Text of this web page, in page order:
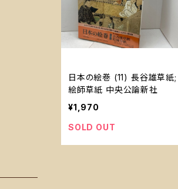
日本の絵巻 (11) 長谷雄草紙;
絵師草紙 中央公論新社
¥1,970
SOLD OUT